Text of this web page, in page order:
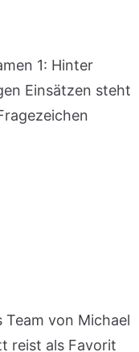
Team von Michael
reist als Favorit